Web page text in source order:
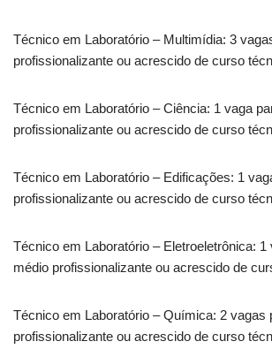
Técnico em Laboratório – Multimídia: 3
profissionalizante ou acrescido de curso
Técnico em Laboratório – Ciência: 1 vaga
profissionalizante ou acrescido de curso
Técnico em Laboratório – Edificações: 1
profissionalizante ou acrescido de curso
Técnico em Laboratório – Eletroeletrônica: 1
médio profissionalizante ou acrescido de
Técnico em Laboratório – Química: 2 vagas
profissionalizante ou acrescido de curso